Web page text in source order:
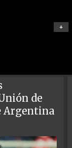
+
de
Argentina